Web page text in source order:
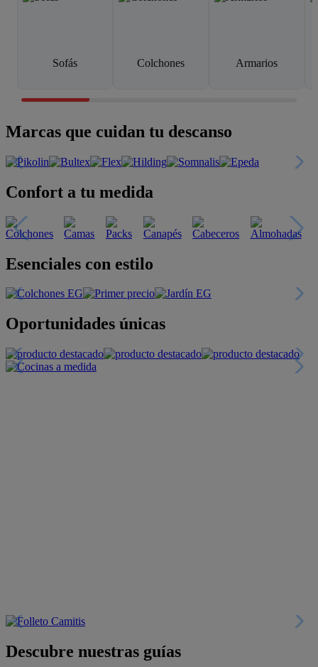
Sofás Colchones Armarios
Marcas que cuidan tu descanso
Confort a tu medida
Esenciales con estilo
Oportunidades únicas
Descubre nuestras guías